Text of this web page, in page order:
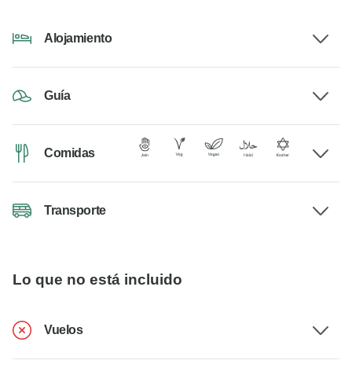
Alojamiento
Guía
Comidas
Transporte
Lo que no está incluido
Vuelos